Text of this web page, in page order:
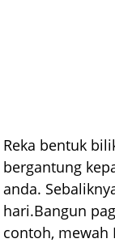
Reka bentuk
bergantung
anda.
hari.Bangun
contoh, mewah